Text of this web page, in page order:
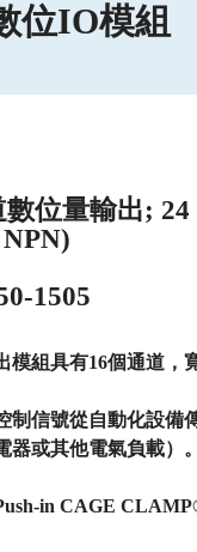
位IO模組
數位量輸出;
1505
模組具有16個通道，
制信號從自動化設備
器或其他電氣負載）
in CAGE